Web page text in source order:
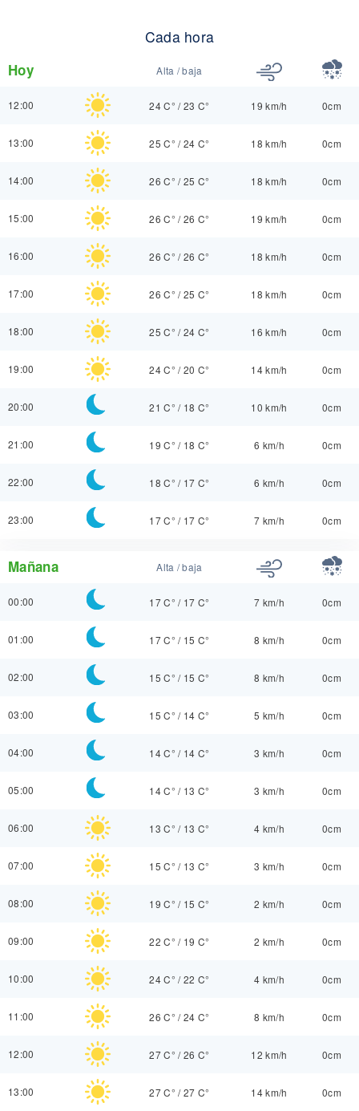
Cada hora
Hoy Alta / baja
12:00 24 C° /23 C° 19 km/h 0cm
13:00 25 C° /24 C° 18 km/h 0cm
14:00 26 C° /25 C° 18 km/h 0cm
15:00 26 C° /26 C° 19 km/h 0cm
16:00 26 C° /26 C° 18 km/h 0cm
17:00 26 C° /25 C° 18 km/h 0cm
18:00 25 C° /24 C° 16 km/h 0cm
19:00 24 C° /20 C° 14 km/h 0cm
20:00 21 C° / 18 C° 10 km/h 0cm
21:00 19 C° / 18 C° 6 km/h 0cm
22:00 18 C° / 17 C° 6 km/h 0cm
23:00 17 C° / 17 C° 7 km/h 0cm
Mañana Alta / baja
00:00 17 C° / 17 C° 7 km/h 0cm
01:00 17 C° / 15 C° 8 km/h 0cm
02:00 15 C° / 15 C° 8 km/h 0cm
03:00 15 C° / 14 C° 5 km/h 0cm
04:00 14 C° / 14 C° 3 km/h 0cm
05:00 14 C° / 13 C° 3 km/h 0cm
06:00 13 C° / 13 C° 4 km/h 0cm
07:00 15 C° / 13 C° 3 km/h 0cm
08:00 19 C° / 15 C° 2 km/h 0cm
09:00 22 C° / 19 C° 2 km/h 0cm
10:00 24 C° /22 C° 4 km/h 0cm
11:00 26 C° /24 C° 8 km/h 0cm
12:00 27 C° /26 C° 12 km/h 0cm
13:00 27 C° /27 C° 14 km/h 0cm